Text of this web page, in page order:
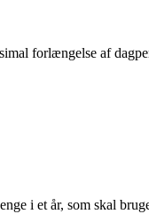
forlængelse af
i et år, som skal